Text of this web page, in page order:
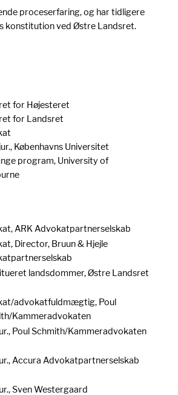
proceserfaring, og har tidligere
konstitution ved Østre Landsret.
for Højesteret
for Landsret
Københavns Universitet
program, University of
ARK Advokatpartnerselskab
Director, Bruun & Hjejle
landsdommer, Østre Landsret
advokatfuldmægtig, Poul
Kammeradvokaten
Poul Schmith/Kammeradvokaten
Accura Advokatpartnerselskab
Sven Westergaard